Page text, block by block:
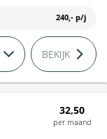
240,- p/j
BEKIJK
32,50
per maand